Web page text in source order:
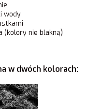
wody
(kolory nie blakną)
w dwóch kolorach: